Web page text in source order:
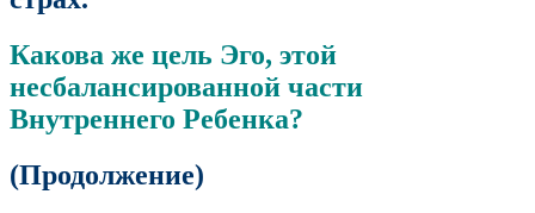
Какова же цель Эго, этой
несбалансированной части
Внутреннего Ребенка?
(Продолжение)